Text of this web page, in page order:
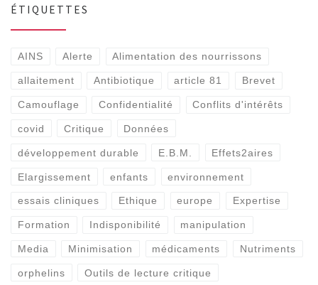
ÉTIQUETTES
AINS Alerte Alimentation des nourrissons
allaitement Antibiotique article 81 Brevet
Camouflage Confidentialité Conflits d'intérêts
covid Critique Données
développement durable E.B.M. Effets2aires
Elargissement enfants environnement
essais cliniques Ethique europe Expertise
Formation Indisponibilité manipulation
Media Minimisation médicaments Nutriments
orphelins Outils de lecture critique